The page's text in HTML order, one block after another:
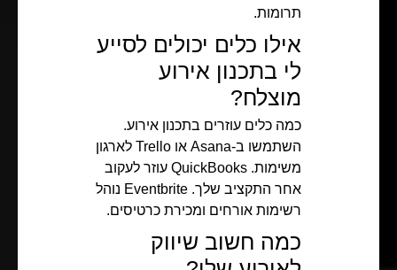
תרומות.
אילו כלים יכולים לסייע
לי בתכנון אירוע
מוצלח?
כמה כלים עוזרים בתכנון אירוע.
השתמשו ב-Asana או Trello לארגון
משימות. QuickBooks עוזר לעקוב
אחר התקציב שלך. Eventbrite נוהל
רשימות אורחים ומכירת כרטיסים.
כמה חשוב שיווק